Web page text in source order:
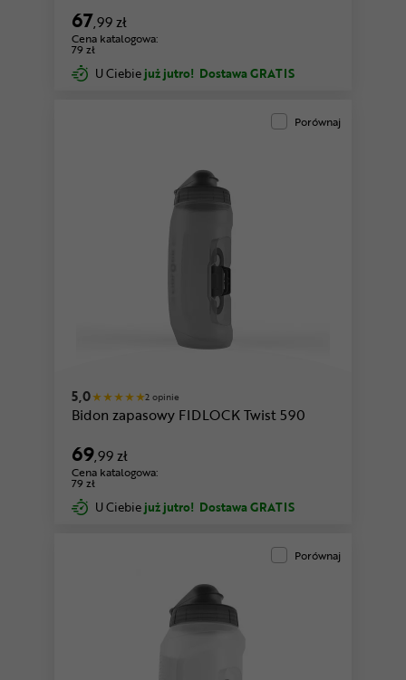
67,99 zł
Cena katalogowa:
79 zł
U Ciebie już jutro! Dostawa GRATIS
Porównaj
5,0 2 opinie
Bidon zapasowy FIDLOCK Twist 590
69,99 zł
Cena katalogowa:
79 zł
U Ciebie już jutro! Dostawa GRATIS
Porównaj